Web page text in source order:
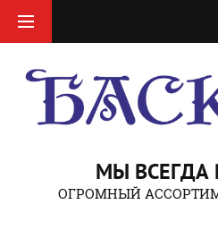
МЫ ВСЕГДА
ОГРОМНЫЙ